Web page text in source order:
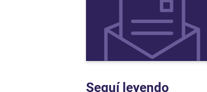
Seguí leyendo